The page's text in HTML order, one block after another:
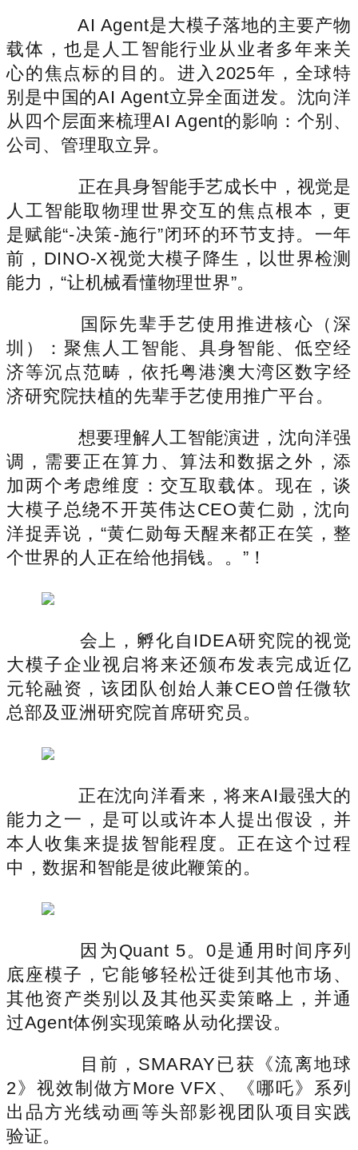
AI Agent是大模子落地的主要产物
载体，也是人工智能行业从业者多年来关
心的焦点标的目的。进入2025年，全球特
别是中国的AI Agent立异全面迸发。沈向洋
从四个层面来梳理AI Agent的影响：个别、
公司、管理取立异。
正在具身智能手艺成长中，视觉是
人工智能取物理世界交互的焦点根本，更
是赋能“-决策-施行”闭环的环节支持。一年
前，DINO-X视觉大模子降生，以世界检测
能力，“让机械看懂物理世界”。
国际先辈手艺使用推进核心（深
圳）：聚焦人工智能、具身智能、低空经
济等沉点范畴，依托粤港澳大湾区数字经
济研究院扶植的先辈手艺使用推广平台。
想要理解人工智能演进，沈向洋强
调，需要正在算力、算法和数据之外，添
加两个考虑维度：交互取载体。现在，谈
大模子总绕不开英伟达CEO黄仁勋，沈向
洋捉弄说，“黄仁勋每天醒来都正在笑，整
个世界的人正在给他捐钱。。”！
会上，孵化自IDEA研究院的视觉
大模子企业视启将来还颁布发表完成近亿
元轮融资，该团队创始人兼CEO曾任微软
总部及亚洲研究院首席研究员。
正在沈向洋看来，将来AI最强大的
能力之一，是可以或许本人提出假设，并
本人收集来提拔智能程度。正在这个过程
中，数据和智能是彼此鞭策的。
因为Quant 5。0是通用时间序列
底座模子，它能够轻松迁徙到其他市场、
其他资产类别以及其他买卖策略上，并通
过Agent体例实现策略从动化摆设。
目前，SMARAY已获《流离地球
2》视效制做方More VFX、《哪吒》系列
出品方光线动画等头部影视团队项目实践
验证。